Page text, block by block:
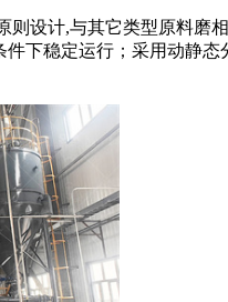
则设计,与其它类型原料磨
下稳定运行；采用动静态